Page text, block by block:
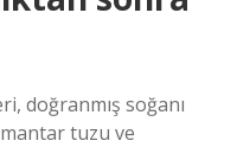
doğranmış soğanı
tuzu ve